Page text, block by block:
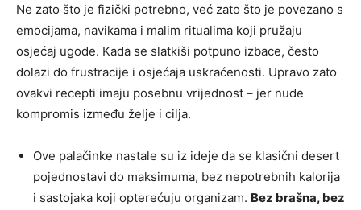
Ne zato što je fizički potrebno, već zato što je povezano s
emocijama, navikama i malim ritualima koji pružaju
osjećaj ugode. Kada se slatkiši potpuno izbace, često
dolazi do frustracije i osjećaja uskraćenosti. Upravo zato
ovakvi recepti imaju posebnu vrijednost – jer nude
kompromis između želje i cilja.
Ove palačinke nastale su iz ideje da se klasični desert
pojednostavi do maksimuma, bez nepotrebnih kalorija
i sastojaka koji opterećuju organizam. Bez brašna, bez